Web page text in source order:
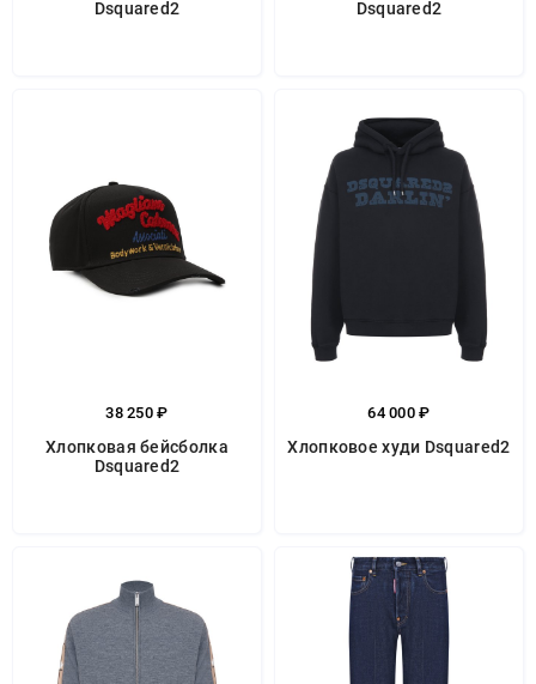
Dsquared2
Dsquared2
38 250 ₽
Хлопковая бейсболка
Dsquared2
64 000 ₽
Хлопковое худи Dsquared2